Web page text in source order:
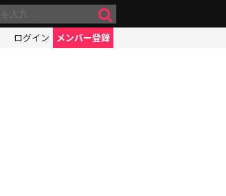
ログイン メンバー登録